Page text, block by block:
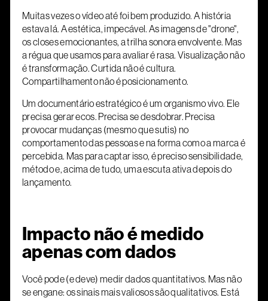
Muitas vezes o vídeo até foi bem produzido. A história
estava lá. A estética, impecável. As imagens de "drone",
os closes emocionantes, a trilha sonora envolvente. Mas
a régua que usamos para avaliar é rasa. Visualização não
é transformação. Curtida não é cultura.
Compartilhamento não é posicionamento.
Um documentário estratégico é um organismo vivo. Ele
precisa gerar ecos. Precisa se desdobrar. Precisa
provocar mudanças (mesmo que sutis) no
comportamento das pessoas e na forma como a marca é
percebida. Mas para captar isso, é preciso sensibilidade,
método e, acima de tudo, uma escuta ativa depois do
lançamento.
Impacto não é medido
apenas com dados
Você pode (e deve) medir dados quantitativos. Mas não
se engane: os sinais mais valiosos são qualitativos. Está